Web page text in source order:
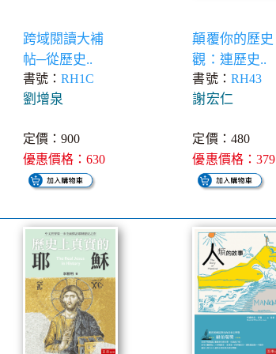
跨域閱讀大補
帖─從歷史..
書號： RH1C
劉增泉
定價：900
優惠價格：630
顛覆你的歷史
觀：連歷史..
書號： RH43
謝宏仁
定價：480
優惠價格：379